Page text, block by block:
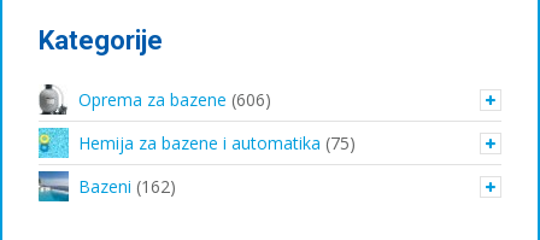
Kategorije
Oprema za bazene (606)
Hemija za bazene i automatika (75)
Bazeni (162)